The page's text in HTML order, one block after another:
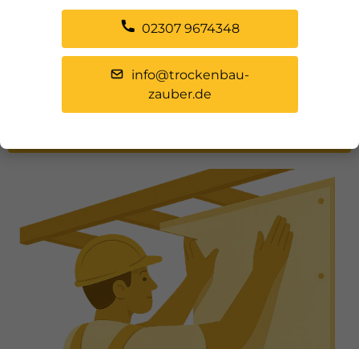
Flexibel bei Neubau, Umbau oder Sanierung
Heizlösung modernisieren oder Räume neu
strukturieren? Dann sind Sie bei uns genau richtig.
Beraten lassen von Ihrem Trockenbauer in
02307 9674348
info@trockenbau-
zauber.de